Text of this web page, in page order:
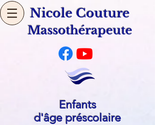
​Nicole Couture
Massothérapeute
Enfants
d'âge préscolaire